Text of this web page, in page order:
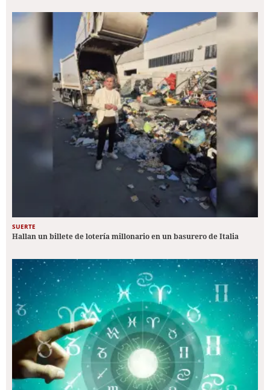
SUERTE
Hallan un billete de lotería millonario en un basurero de Italia